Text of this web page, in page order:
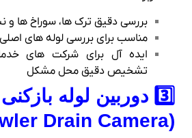
بررسی دقیق ترک‌ ها، سوراخ‌ ها و
مناسب برای بررسی لوله‌ های
ایده‌ آل برای شرکت‌ های
تشخیص دقیق محل مشکل
3️⃣ دوربین لوله‌
(Crawler Drain Camera) 🚗